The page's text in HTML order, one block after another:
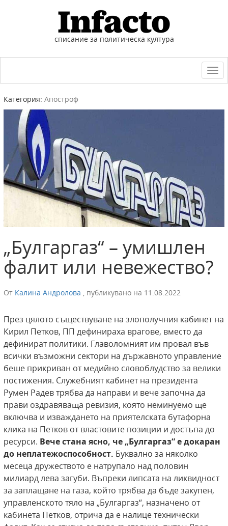
списание за политическа култура
Категория: Апостроф
„Булгаргаз“ – умишлен
фалит или невежество?
От Калина Андролова , публикувано на 11.08.2022
През цялото съществуване на злополучния кабинет на
Кирил Петков, ПП дефинираха врагове, вместо да
дефинират политики. Главоломният им провал във
всички възможни сектори на държавното управление
беше прикриван от медийно словоблудство за велики
постижения. Служебният кабинет на президента
Румен Радев трябва да направи и вече започна да
прави оздравяваща ревизия, която неминуемо ще
включва и изваждането на приятелската бутафорна
клика на Петков от властовите позиции и достъпа до
ресурси. Вече стана ясно, че „Булгаргаз“ е докаран
до неплатежоспособност. Буквално за няколко
месеца дружеството е натрупало над половин
милиард лева загуби. Въпреки липсата на ликвидност
за заплащане на газа, който трябва да бъде закупен,
управленското тяло на „Булгаргаз“, назначено от
кабинета Петков, отрича да е налице технически